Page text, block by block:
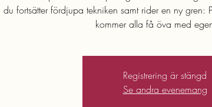
du fortsätter fördjupa tekniken samt rider en ny
kommer alla få öva med
Registrering är stängd
Se andra evenemang